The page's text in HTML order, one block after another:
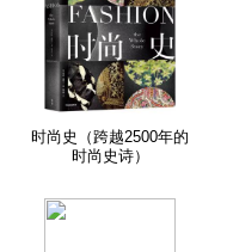
时尚史（跨越2500年的
时尚史诗）